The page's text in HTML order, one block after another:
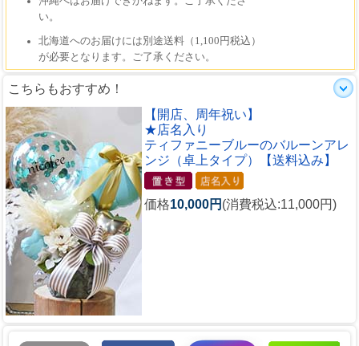
こちらもおすすめ！
【開店、周年祝い】
★店名入り
ティファニーブルーのバルーンアレ
ンジ（卓上タイプ）【送料込み】
価格10,000円 (消費税込:11,000円)